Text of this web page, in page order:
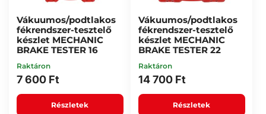
Vákuumos/podtlakos
fékrendszer-tesztelő
készlet MECHANIC
BRAKE TESTER 16
Raktáron
7 600 Ft
Részletek
Vákuumos/podtlakos
fékrendszer-tesztelő
készlet MECHANIC
BRAKE TESTER 22
Raktáron
14 700 Ft
Részletek